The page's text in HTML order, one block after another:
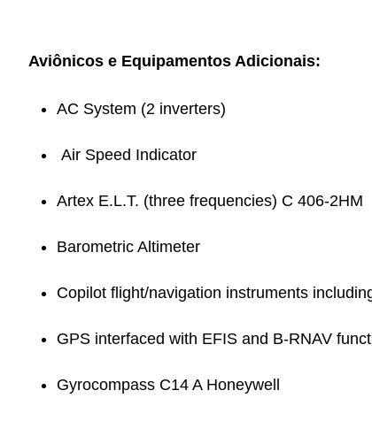
Aviônicos e Equipamentos Adicionais:
AC System (2 inverters)
Air Speed Indicator
Artex E.L.T. (three frequencies) C 406-2HM
Barometric Altimeter
Copilot flight/navigation instruments
GPS interfaced with EFIS and B-RNAV
Gyrocompass C14 A Honeywell